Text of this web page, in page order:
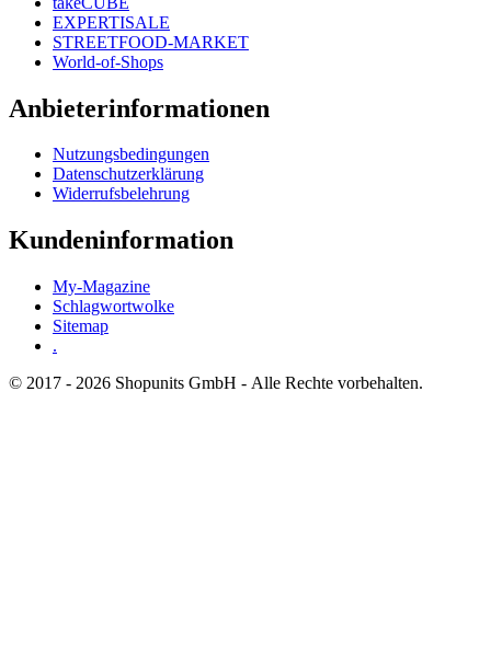
EXPERTISALE
STREETFOOD-MARKET
World-of-Shops
Anbieterinformationen
Nutzungsbedingungen
Datenschutzerklärung
Widerrufsbelehrung
Kundeninformation
My-Magazine
Schlagwortwolke
Sitemap
.
© 2017 - 2026 Shopunits GmbH - Alle Rechte vorbehalten.